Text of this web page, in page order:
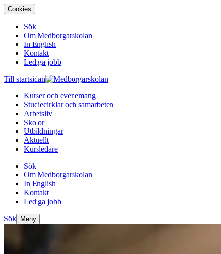
Cookies
Sök
Om Medborgarskolan
In English
Kontakt
Lediga jobb
Till startsidan
Kurser och evenemang
Studiecirklar och samarbeten
Arbetsliv
Skolor
Utbildningar
Aktuellt
Kursledare
Sök
Om Medborgarskolan
In English
Kontakt
Lediga jobb
Sök Meny